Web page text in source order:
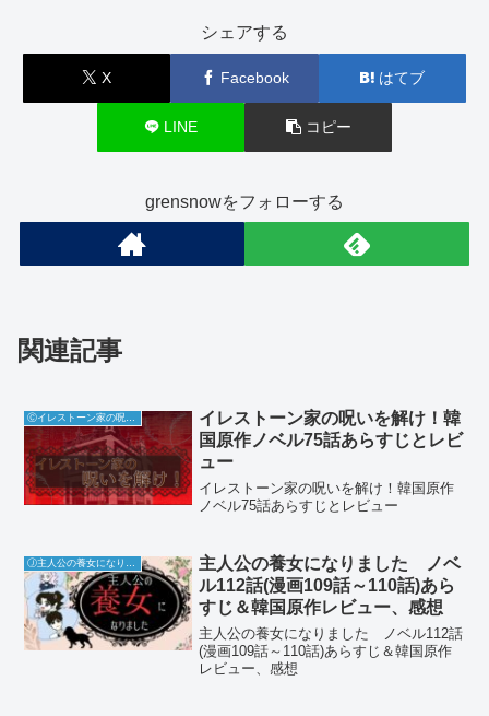
シェアする
X Facebook はてブ
LINE コピー
grensnowをフォローする
関連記事
イレストーン家の呪いを解け！韓
国原作ノベル75話あらすじとレビ
ュー
イレストーン家の呪いを解け！韓国原作
ノベル75話あらすじとレビュー
主人公の養女になりました ノベ
ル112話(漫画109話～110話)あら
すじ＆韓国原作レビュー、感想
主人公の養女になりました ノベル112話
(漫画109話～110話)あらすじ＆韓国原作
レビュー、感想